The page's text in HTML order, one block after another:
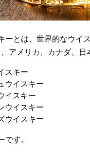
ーとは、世界的なウイ
アメリカ、カナダ、
スキー
ウイスキー
イスキー
ウイスキー
ウイスキー
です。